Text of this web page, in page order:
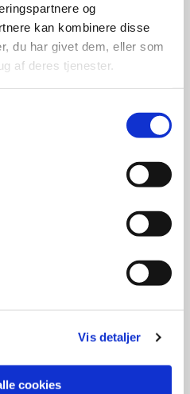
og
kan kombinere disse
du har givet dem, eller som
af deres tjenester.
Vis detaljer
cookies
Dig
vi et Gud og Dig kursus.
i de kristne
foredrag, samtale og